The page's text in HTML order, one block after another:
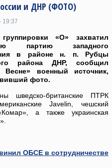
и ДНР (ФОТО)
19:37
«О» захватил
партию западного
в районе н. п. Рубцы
района ДНР, сообщил
Весне» военный источник,
фото.
шведско-британские ПТРК
Javelin, чешский
а также украинская
ОБСЕ в сотрудничестве